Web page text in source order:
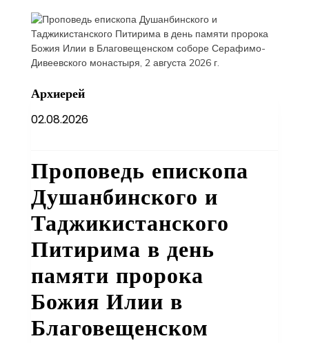
Архиерей
02.08.2026
Проповедь епископа
Душанбинского и
Таджикистанского
Питирима в день
памяти пророка
Божия Илии в
Благовещенском